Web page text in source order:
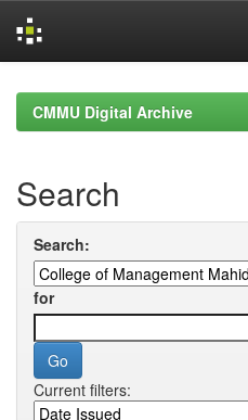
navigationCMMU Digital Archive
Search
Search:
for
Current filters: